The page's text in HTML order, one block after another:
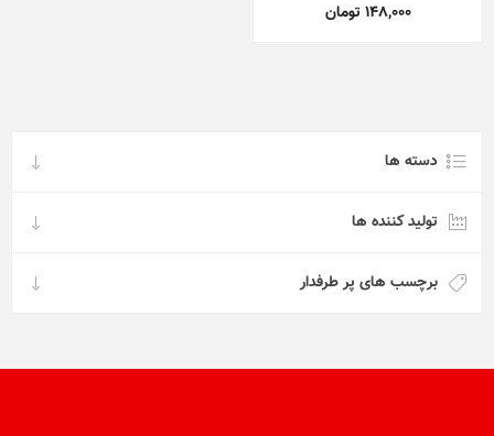
148,000 تومان
دسته ها
تولید کننده ها
برچسب های پر طرفدار